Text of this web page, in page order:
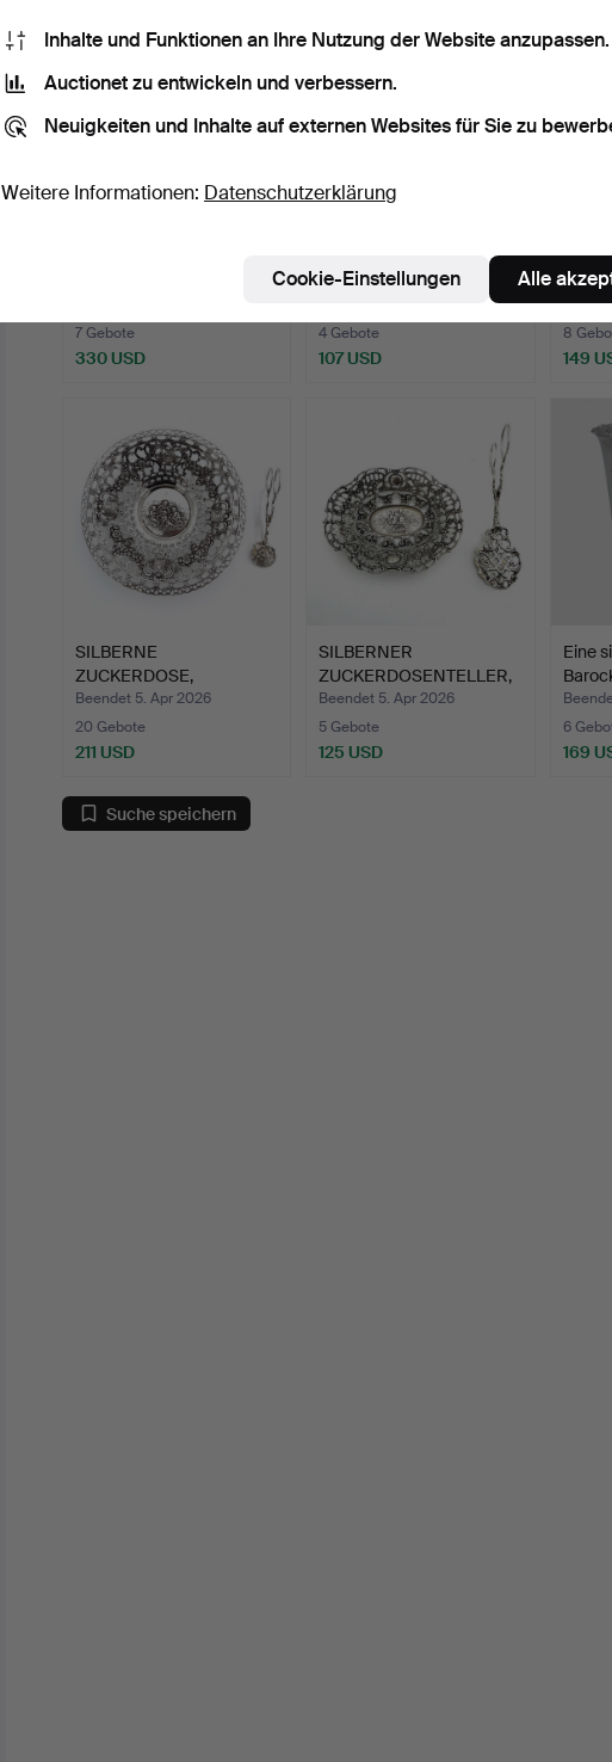
Kaffeelöffel, 16 Stück, Silb…
7 Gebote
330 USD
Schale, Silber, Rokokostil,
durchbrochenes…
4 Gebote
107 USD
8
149
SILBERNE
ZUCKERDOSE,
Rokokostil, durchbroc…
Beendet 5. Apr 2026
20 Gebote
211 USD
SILBERNER
ZUCKERDOSENTELLER,
Rokokostil, d…
Beendet 5. Apr 2026
5 Gebote
125 USD
Eine
6
169
Suche speichern
Inhalte und Funktionen an Ihre Nutzung der Website anzupassen.
Auctionet zu entwickeln und verbessern.
Neuigkeiten und Inhalte auf externen Websites für Sie zu
Weitere Informationen: Datenschutzerklärung
Cookie-Einstellungen Alle